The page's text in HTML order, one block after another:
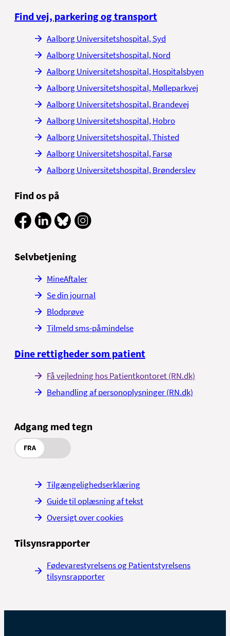
Tlf. 97 66 66 60
Find vej, parkering og transport
Aalborg Universitetshospital, Syd
Aalborg Universitetshospital, Nord
Aalborg Universitetshospital, Hospitalsbyen
Aalborg Universitetshospital, Mølleparkvej
Aalborg Universitetshospital, Brandevej
Aalborg Universitetshospital, Hobro
Aalborg Universitetshospital, Thisted
Aalborg Universitetshospital, Farsø
Aalborg Universitetshospital, Brønderslev
Find os på
Selvbetjening
MineAftaler
Se din journal
Blodprøve
Tilmeld sms-påmindelse
Dine rettigheder som patient
Få vejledning hos Patientkontoret (RN.dk)
Behandling af personoplysninger (RN.dk)
Adgang med tegn
FRA
Tilgængelighedserklæring
Guide til oplæsning af tekst
Oversigt over cookies
Tilsynsrapporter
Fødevarestyrelsens og Patientstyrelsens
tilsynsrapporter